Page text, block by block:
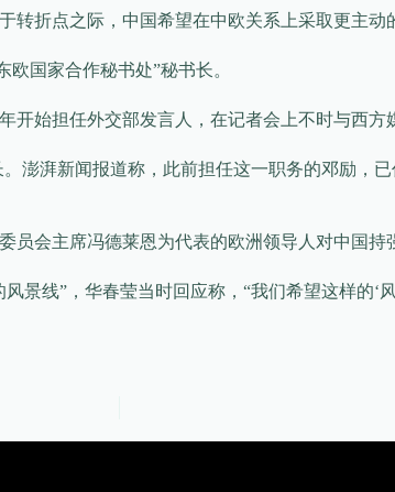
折点之际，中国希望在中欧关系上采取更主动
国家合作秘书处”秘书长。
始担任外交部发言人，在记者会上不时与西方
澎湃新闻报道称，此前担任这一职务的邓励，
会主席冯德莱恩为代表的欧洲领导人对中国持
线”，华春莹当时回应称，“我们希望这样的‘风